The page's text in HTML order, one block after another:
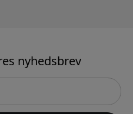
nyhedsbrev